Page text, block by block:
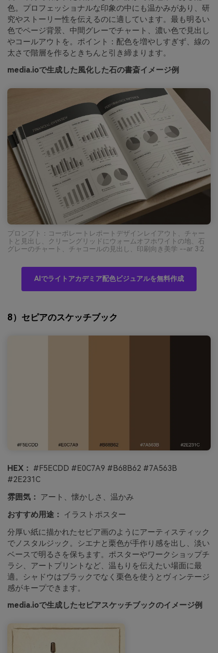
色。プロフェッショナルな印象の中にも温かみがあり、研
究やストーリー性を伝えるのに適しています。最も明るい
色でページ背景、中間グレーでチャート、濃い色で見出し
やコールアウトを。ポイント：配色を増やしすぎず、線の
太さで階層を作るときちんと引き締まります。
media.ioで生成した風化した石の書斎イメージ例
プロンプト：コーポレートレポートデザインレイアウト、チャー
トと見出し、クリーングリッドにウォームオフホワイトの地、石
グレーのチャート、チャコールの見出し、印刷向き美学 --ar 3:2
AIでライトアカデミア配色ビジュアルを無料作成
8）セピアのスケッチブック
HEX： #F5ECDD #E0C7A9 #B68B62 #7A563B
#2E231C
雰囲気： アート、懐かしさ、温かみ
おすすめ用途：
イラストポスター
分厚い紙に描かれたセピア画のようにアーティスティック
でノスタルジック。シエナと栗色が手作り感を出し、淡い
ベースで明るさを保ちます。ポスターやワークショップチ
ラシ、アートプリントなど、温もりを伝えたい場面に最
適。シャドウはブラックでなく栗色を使うとヴィンテージ
感がキープできます。
media.ioで生成したセピアスケッチブックのイメージ例